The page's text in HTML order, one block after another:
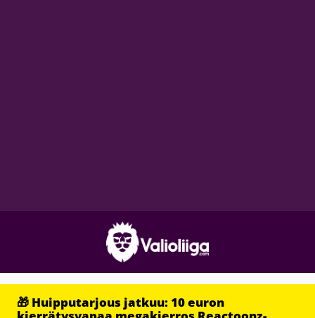
🎁 Huipputarjous jatkuu: 10 euron